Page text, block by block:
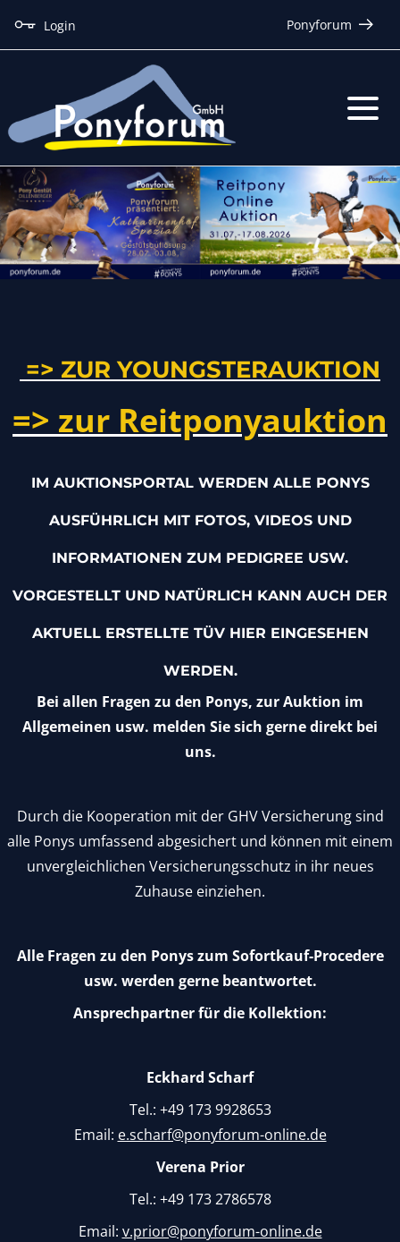
Login Ponyforum
=> ZUR YOUNGSTERAUKTION
=> zur Reitponyauktion
IM AUKTIONSPORTAL WERDEN ALLE PONYS
AUSFÜHRLICH MIT FOTOS, VIDEOS UND
INFORMATIONEN ZUM PEDIGREE USW.
VORGESTELLT UND NATÜRLICH KANN AUCH DER
AKTUELL ERSTELLTE TÜV HIER EINGESEHEN
WERDEN.
Bei allen Fragen zu den Ponys, zur Auktion im
Allgemeinen usw. melden Sie sich gerne direkt bei
uns.
Durch die Kooperation mit der GHV Versicherung sind
alle Ponys umfassend abgesichert und können mit einem
unvergleichlichen Versicherungsschutz in ihr neues
Zuhause einziehen.
Alle Fragen zu den Ponys zum Sofortkauf-Procedere
usw. werden gerne beantwortet.
Ansprechpartner für die Kollektion:
Eckhard Scharf
Tel.: +49 173 9928653
Email: e.scharf@ponyforum-online.de
Verena Prior
Tel.: +49 173 2786578
Email: v.prior@ponyforum-online.de